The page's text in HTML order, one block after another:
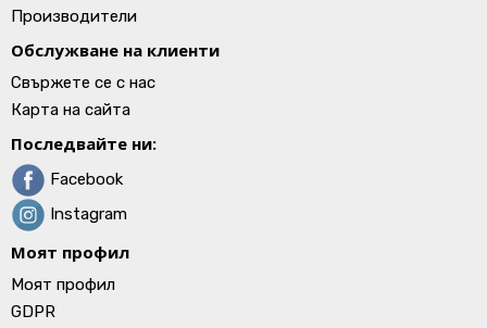
Производители
Обслужване на клиенти
Свържете се с нас
Карта на сайта
Последвайте ни:
Facebook
Instagram
Моят профил
Моят профил
GDPR